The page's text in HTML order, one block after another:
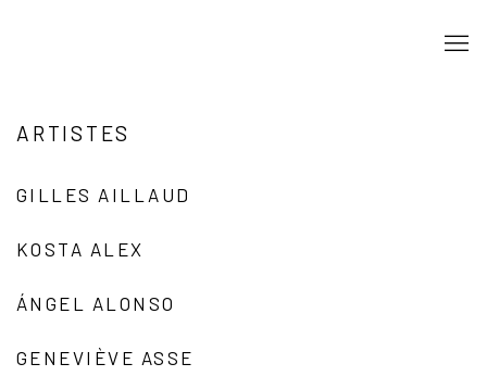
ARTISTES
GILLES AILLAUD
KOSTA ALEX
ÁNGEL ALONSO
GENEVIÈVE ASSE